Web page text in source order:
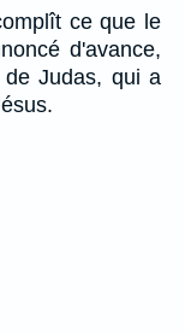
ce que le
d'avance,
Judas, qui a